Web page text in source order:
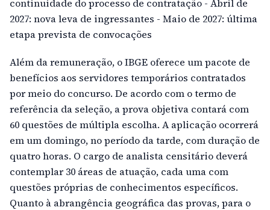
continuidade do processo de contratação - Abril de
2027: nova leva de ingressantes - Maio de 2027: última
etapa prevista de convocações
Além da remuneração, o IBGE oferece um pacote de
benefícios aos servidores temporários contratados
por meio do concurso. De acordo com o termo de
referência da seleção, a prova objetiva contará com
60 questões de múltipla escolha. A aplicação ocorrerá
em um domingo, no período da tarde, com duração de
quatro horas. O cargo de analista censitário deverá
contemplar 30 áreas de atuação, cada uma com
questões próprias de conhecimentos específicos.
Quanto à abrangência geográfica das provas, para o